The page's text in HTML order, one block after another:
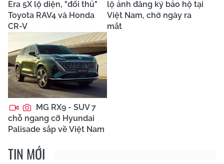
Era 5X lộ diện, "đối thủ"
Toyota RAV4 và Honda
CR-V
lộ ảnh đăng ký bảo hộ tại
Việt Nam, chờ ngày ra
mắt
MG RX9 - SUV 7
chỗ ngang cỡ Hyundai
Palisade sắp về Việt Nam
TIN MỚI